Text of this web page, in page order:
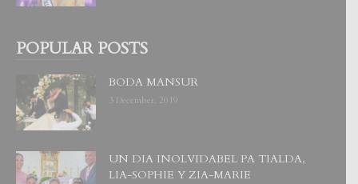
POPULAR POSTS
BODA MANSUR
3 December, 2019
UN DIA INOLVIDABEL PA TIALDA,
LIA-SOPHIE Y ZIA-MARIE